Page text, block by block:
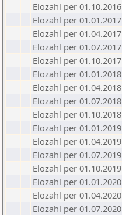
Elozahl per 01.10.2016
Elozahl per 01.01.2017
Elozahl per 01.04.2017
Elozahl per 01.07.2017
Elozahl per 01.10.2017
Elozahl per 01.01.2018
Elozahl per 01.04.2018
Elozahl per 01.07.2018
Elozahl per 01.10.2018
Elozahl per 01.01.2019
Elozahl per 01.04.2019
Elozahl per 01.07.2019
Elozahl per 01.10.2019
Elozahl per 01.01.2020
Elozahl per 01.04.2020
Elozahl per 01.07.2020